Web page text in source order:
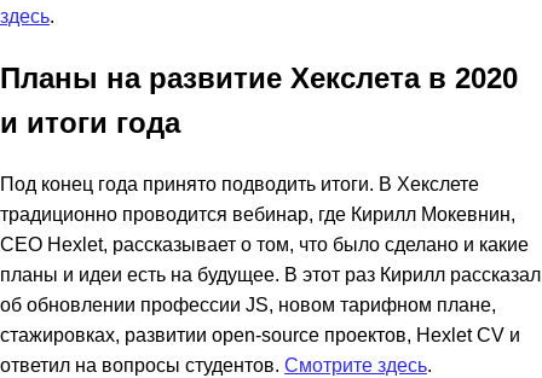
здесь.
Планы на развитие Хекслета в 2020
и итоги года
Под конец года принято подводить итоги. В Хекслете
традиционно проводится вебинар, где Кирилл Мокевнин,
CEO Hexlet, рассказывает о том, что было сделано и какие
планы и идеи есть на будущее. В этот раз Кирилл рассказал
об обновлении профессии JS, новом тарифном плане,
стажировках, развитии open-source проектов, Hexlet CV и
ответил на вопросы студентов. Смотрите здесь.